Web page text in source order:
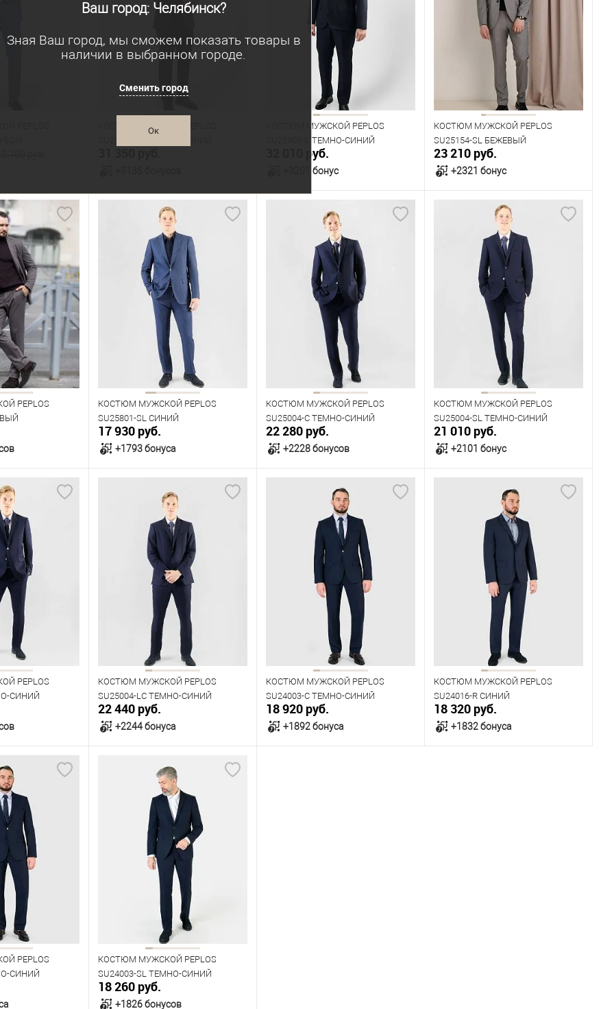
Ваш город: Челябинск?
Зная Ваш город, мы сможем показать товары в
наличии в выбранном городе.
Сменить город
Ок
112
Размер одежды
170 176 182
100 108
Размер одежды
100 104
182 194
PEPLOS
104 108
КОСТЮМ МУЖСКОЙ PEPLOS
В корзину
В наличии
Таблица размеров
Размер одежды
КОСТЮМ МУЖСКОЙ PEPLOS
SU25903-С ТЕМНО-СИНИЙ
32 010 руб.
+3201 бонус
В корзину
В наличии
Таблица размеров
Размер одежды
116
КОСТЮМ МУЖСКОЙ PEPLOS
SU25154-SL БЕЖЕВЫЙ
23 210 руб.
+2321 бонус
В корзину
В наличии
Таблица размеров
Размер одежды
104
PEPLOS
104
КОСТЮМ МУЖСКОЙ PEPLOS
SU25801-SL СИНИЙ
17 930 руб.
+1793 бонуса
В корзину
В наличии
Таблица размеров
Размер одежды
КОСТЮМ МУЖСКОЙ PEPLOS
SU25004-С ТЕМНО-СИНИЙ
22 280 руб.
+2228 бонусов
В корзину
В наличии
Таблица размеров
Размер одежды
120
КОСТЮМ МУЖСКОЙ PEPLOS
SU25004-SL ТЕМНО-СИНИЙ
21 010 руб.
+2101 бонус
В корзину
В наличии
Таблица размеров
Размер одежды
100 104
182
PEPLOS
СИНИЙ
КОСТЮМ МУЖСКОЙ PEPLOS
SU25004-LС ТЕМНО-СИНИЙ
22 440 руб.
+2244 бонуса
В корзину
В наличии
Таблица размеров
Размер одежды
116 120
КОСТЮМ МУЖСКОЙ PEPLOS
SU24003-C ТЕМНО-СИНИЙ
18 920 руб.
+1892 бонуса
КОСТЮМ МУЖСКОЙ PEPLOS
SU24016-R СИНИЙ
18 320 руб.
+1832 бонуса
PEPLOS
СИНИЙ
КОСТЮМ МУЖСКОЙ PEPLOS
SU24003-SL ТЕМНО-СИНИЙ
18 260 руб.
+1826 бонусов